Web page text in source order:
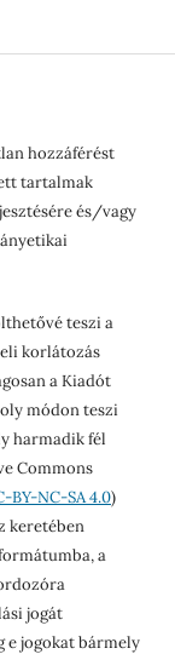
hozzáférést
tartalmak
és/vagy
teszi a
korlátozás
a Kiadót
módon teszi
harmadik fél
Commons
BY-NC-SA 4.0)
keretében
a
jogát
e jogokat bármely